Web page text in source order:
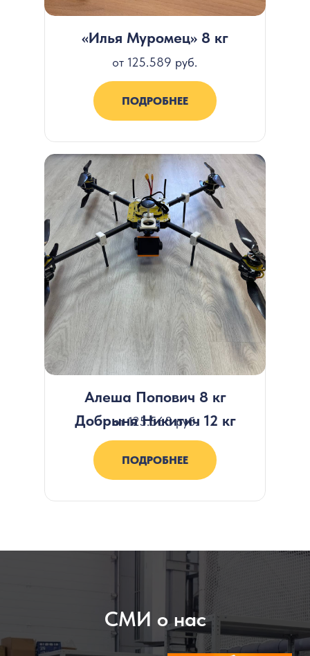
«Илья Муромец» 8 кг
Алеша Попович 8 кг
Добрыня Никитич 12 кг
от 125.589 руб.
от 125.568 руб.
ПОДРОБНЕЕ
ПОДРОБНЕЕ
СМИ о нас